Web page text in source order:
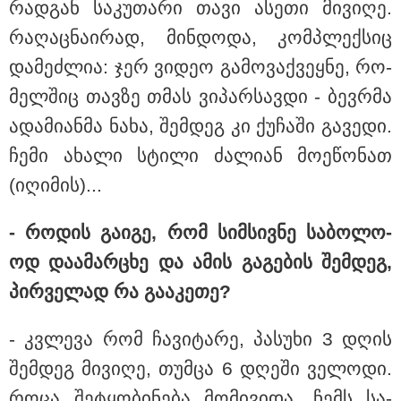
საზოგადოება
როგორი ამინდია მოსალოდნელი 10-11
რად­გან სა­კუ­თა­რი თავი ასე­თი მი­ვი­ღე.
რა­ღაც­ნა­ი­რად, მინ­დო­და, კომ­პლექ­სიც
და­მეძ­ლია: ჯერ ვი­დეო გა­მო­ვაქ­ვეყ­ნე, რო­
მელ­შიც თავ­ზე თმას ვი­პარ­სავ­დი - ბევ­რმა
ადა­მი­ან­მა ნახა, შემ­დეგ კი ქუ­ჩა­ში გა­ვე­დი.
ჩემი ახა­ლი სტი­ლი ძა­ლი­ან მო­ე­წო­ნათ
(იღი­მის)...
- რო­დის გა­ი­გე, რომ სიმ­სივ­ნე სა­ბო­ლო­
ოდ და­ა­მარ­ცხე და ამის გა­გე­ბის შემ­დეგ,
პირ­ვე­ლად რა გა­ა­კე­თე?
- კვლე­ვა რომ ჩა­ვი­ტა­რე, პა­სუ­ხი 3 დღის
შემ­დეგ მი­ვი­ღე, თუმ­ცა 6 დღე­ში ვე­ლო­დი.